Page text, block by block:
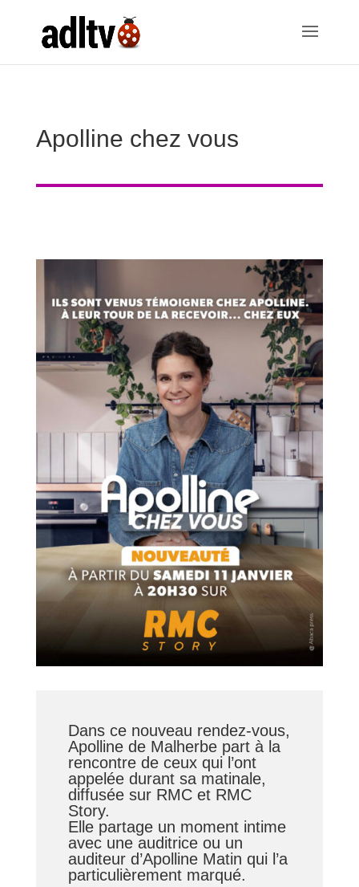
Apolline chez vous
Dans ce nouveau rendez-vous,
Apolline de Malherbe part à la
rencontre de ceux qui l’ont
appelée durant sa matinale,
diffusée sur RMC et RMC
Story.
Elle partage un moment intime
avec une auditrice ou un
auditeur d’Apolline Matin qui l’a
particulièrement marqué.